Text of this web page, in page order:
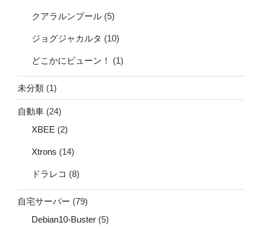
クアラルンプール (5)
ジョグジャカルタ (10)
どこかにビューン！ (1)
未分類 (1)
自動車 (24)
XBEE (2)
Xtrons (14)
ドラレコ (8)
自宅サーバー (79)
Debian10-Buster (5)